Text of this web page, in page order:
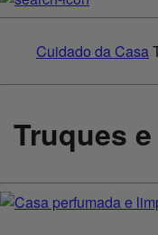
Cuidado da Casa
Truques